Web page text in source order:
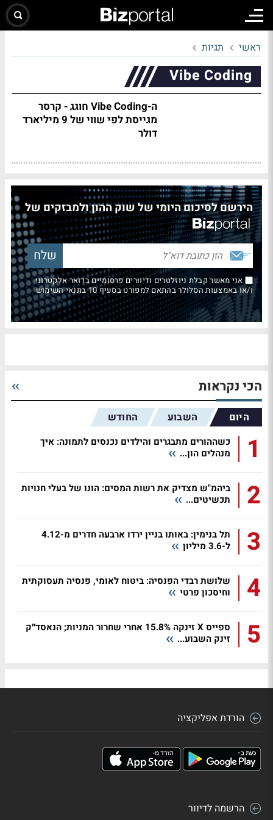
ראשי תגיות
Vibe Coding
ה-Vibe Coding חוגג - קרסר
מגייסת לפי שווי של 9 מיליארד
דולר
הירשם לסיכום היומי של שוק ההון ולמבזקים של
אני מאשר קבלת ניוזלטרים ודיוורים פרסומיים בדואר אלקטרוני
ו/או באמצעות הסלולר בהתאם למפורט בסעיף 10 בתנאי השימוש
הכי נקראות
היום השבוע החודש
1
כשההורים מתבגרים והילדים נכנסים לתמונה: איך
מנהלים הון...
2
ביהמ"ש מצדיק את רשות המסים: הונו של בעלי חנויות
תכשיטים...
3
תל בנימין: באותו בניין ירדו ארבעה חדרים מ-4.12
ל-3.6 מיליון
4
שלושת רבדי הפנסיה: ביטוח לאומי, פנסיה תעסוקתית
וחיסכון פרטי
5
ספייס X זינקה 15.8% אחרי שחרור המניות; הנאסד״ק
זינק השבוע...
הורדת אפליקציה
הרשמה לדיוור